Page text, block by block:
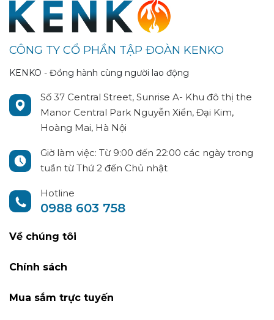
CÔNG TY CỔ PHẦN TẬP ĐOÀN KENKO
KENKO - Đồng hành cùng người lao động
Số 37 Central Street, Sunrise A- Khu đô thị the
Manor Central Park Nguyễn Xiển, Đại Kim,
Hoàng Mai, Hà Nội
Giờ làm việc: Từ 9:00 đến 22:00 các ngày trong
tuần từ Thứ 2 đến Chủ nhật
Hotline
0988 603 758
Về chúng tôi
Chính sách
Mua sắm trực tuyến